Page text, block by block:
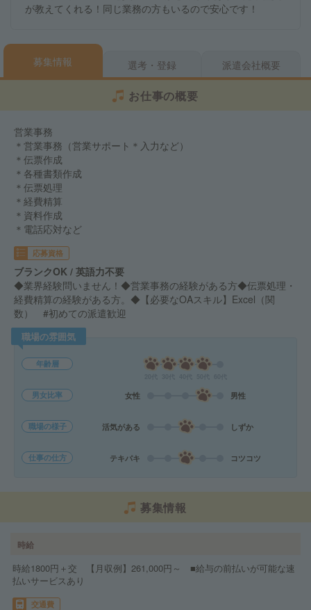
が教えてくれる！同じ業務の方もいるので安心です！
募集情報 選考・登録 派遣会社概要
お仕事の概要
営業事務
＊営業事務（営業サポート＊入力など）
＊伝票作成
＊各種書類作成
＊伝票処理
＊経費精算
＊資料作成
＊電話応対など
応募資格
ブランクOK / 英語力不要
◆業界経験問いません！◆営業事務の経験がある方◆伝票処理・
経費精算の経験がある方。◆【必要なOAスキル】Excel（関
数） #初めての派遣歓迎
職場の雰囲気
年齢層
男女比率 女性 男性
職場の様子 活気がある しずか
仕事の仕方 テキパキ コツコツ
募集情報
時給
時給1800円＋交 【月収例】261,000円～ ■給与の前払いが可能な速
払いサービスあり
交通費